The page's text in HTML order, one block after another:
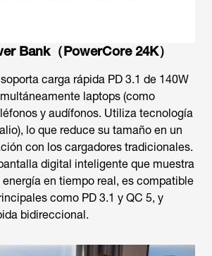
Bank（PowerCore 24K）
carga rápida PD 3.1 de 140W
laptops (como
y audífonos. Utiliza tecnología
lo que reduce su tamaño en un
con los cargadores tradicionales.
digital inteligente que muestra
en tiempo real, es compatible
como PD 3.1 y QC 5, y
bidireccional.